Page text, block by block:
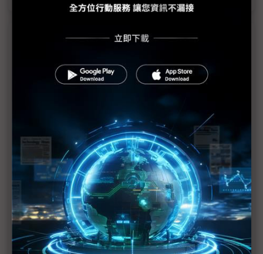
近７天熱門報導
MLCC訂單過熱、出貨比創高 村田示警全球AI基
建熱潮將趨緩
2027全年記憶體產能提前售罄 買家「祕而不
英特爾EMIB良率達標 聯發科第2代ASIC產品
2028準時量產
SpaceX晶片採購大轉向 Elon Musk捨超微全面
採用NVIDIA
光進銅退更明確？ 聯發科估SerDes 448G為銅
線「最終戰場」